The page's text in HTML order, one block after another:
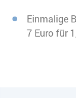
Einmalige
7 Euro für